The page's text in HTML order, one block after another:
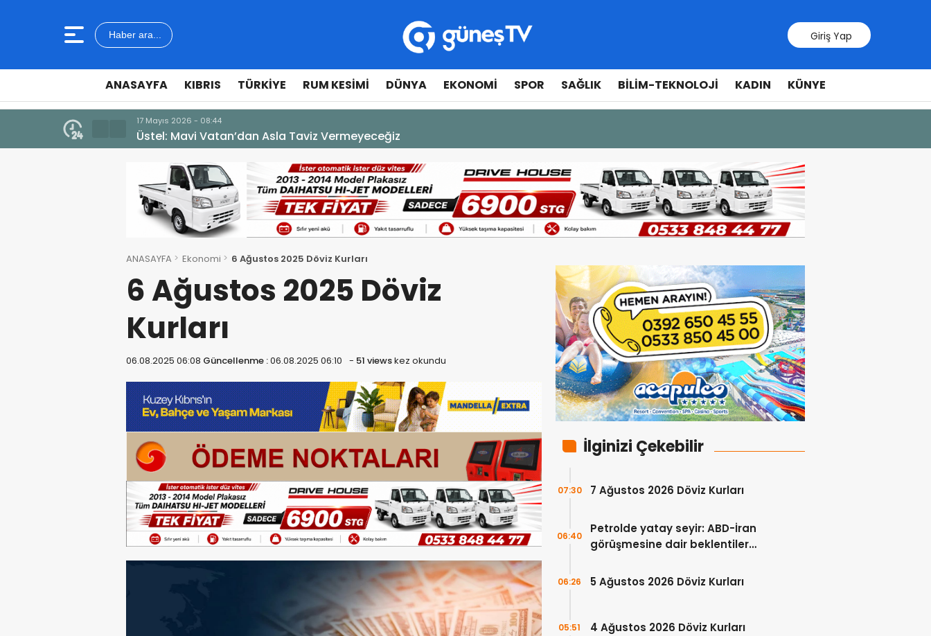
Haber ara... Giriş Yap
ANASAYFA KIBRIS TÜRKIYE RUM KESIMI DÜNYA EKONOMI SPOR SAĞLIK BILIM-TEKNOLOJI KADIN KÜNYE
7 Ağustos 2026 - 12:36
ÜSTEL: “ERENKÖY RUHU SONSUZA DEK YAŞAYACAK”
ANASAYFA Ekonomi 6 Ağustos 2025 Döviz Kurları
6 Ağustos 2025 Döviz
Kurları
06.08.2025 06:08 Güncellenme :06.08.2025 06:10 - 51 viewskez okundu
İlginizi Çekebilir
7 Ağustos 2026 Döviz Kurları
07:30
Petrolde yatay seyir: ABD-İran
görüşmesine dair beklentiler
06:40
5 Ağustos 2026 Döviz Kurları
06:26
4 Ağustos 2026 Döviz Kurları
05:51